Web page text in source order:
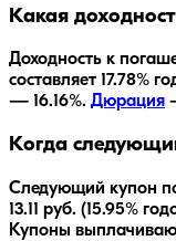
Какая
Доходность к
составляет 17.78%
— 16.16%. Дюрация
Когда
Следующий купон
13.11 руб. (15.95%
Купоны